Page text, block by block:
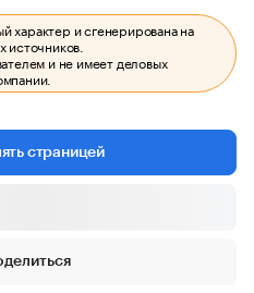
характер и сгенерирована на
источников.
и не имеет деловых
страницей